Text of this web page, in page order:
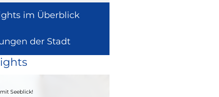
im Überblick
der Stadt
Seeblick!